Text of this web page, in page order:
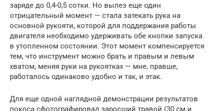
заряде до 0,4-0,5 сотки. Но вылез еще один
отрицательный момент — стала затекать рука на
основной рукояти, которой для поддержания работы
двигателя необходимо удерживать обе кнопки запуска
в утопленном состоянии. Этот момент компенсируется
тем, что инструмент можно брать и правым и левым
хватом, меняя руки на рукоятках — мне, правше,
работалось одинаково удобно и так, и этак.
Для еще одной наглядной демонстрации результатов
покоса сфотографировал заросший травой (30 см и